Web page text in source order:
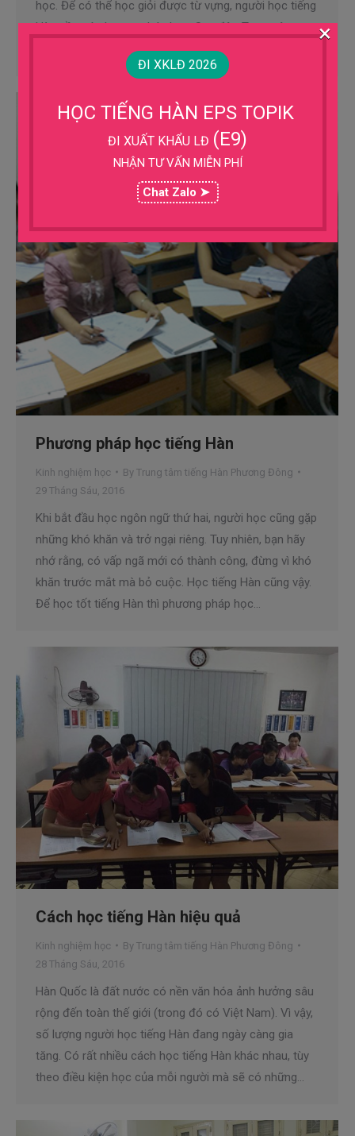
học. Để có thể học giỏi được từ vựng, người học tiếng
Hàn cần có phương pháp học. Sau đây, Trung tâm
Phương pháp học tiếng Hàn
Kinh nghiệm học By Trung tâm tiếng Hàn Phương Đông
29 Tháng Sáu, 2016
Khi bắt đầu học ngôn ngữ thứ hai, người học cũng gặp
những khó khăn và trở ngại riêng. Tuy nhiên, bạn hãy
nhớ rằng, có vấp ngã mới có thành công, đừng vì khó
khăn trước mắt mà bỏ cuộc. Học tiếng Hàn cũng vậy.
Để học tốt tiếng Hàn thì phương pháp học…
Cách học tiếng Hàn hiệu quả
Kinh nghiệm học By Trung tâm tiếng Hàn Phương Đông
28 Tháng Sáu, 2016
Hàn Quốc là đất nước có nền văn hóa ảnh hưởng sâu
rộng đến toàn thế giới (trong đó có Việt Nam). Vì vậy,
số lượng người học tiếng Hàn đang ngày càng gia
tăng. Có rất nhiều cách học tiếng Hàn khác nhau, tùy
theo điều kiện học của mỗi người mà sẽ có những…
ĐI XKLĐ 2026
HỌC TIẾNG HÀN EPS TOPIK
ĐI XUẤT KHẨU LĐ (E9)
NHẬN TƯ VẤN MIỄN PHÍ
Chat Zalo ➤
×